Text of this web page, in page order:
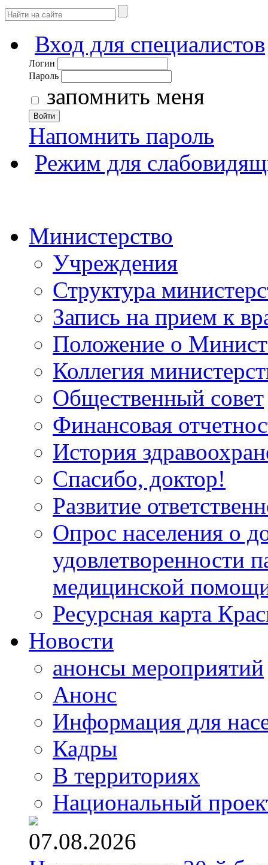
Вход для специалистов
Логин
Пароль
запомнить меня
Войти
Напомнить пароль
Режим для
Министерство
Учреждения
Структура
Запись на прием к
Положение о
Коллегия
Общественный совет
Финансовая
История
Спасибо, доктор!
Развитие
Опрос населения о
удовлетворенности
медицинской
Ресурсная карта
Новости
анонсы мероприятий
Анонс
Информация для
Кадры
В территориях
Национальный
07.08.2026